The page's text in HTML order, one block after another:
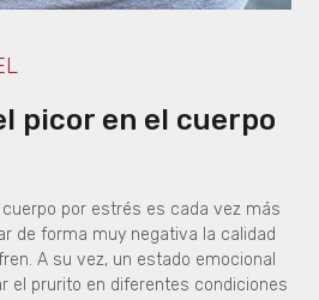
picor en el cuerpo
por estrés es cada vez más
de forma muy negativa la calidad
A su vez, un estado emocional
el prurito en diferentes condiciones